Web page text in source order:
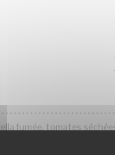
fumée, tomates